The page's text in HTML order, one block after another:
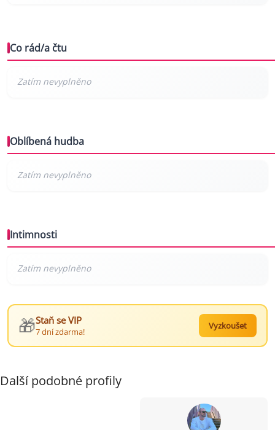
Co rád/a čtu
Oblíbená hudba
Intimnosti
🎁Staň se VIP
7 dní zdarma!
Vyzkoušet
Další podobné profily